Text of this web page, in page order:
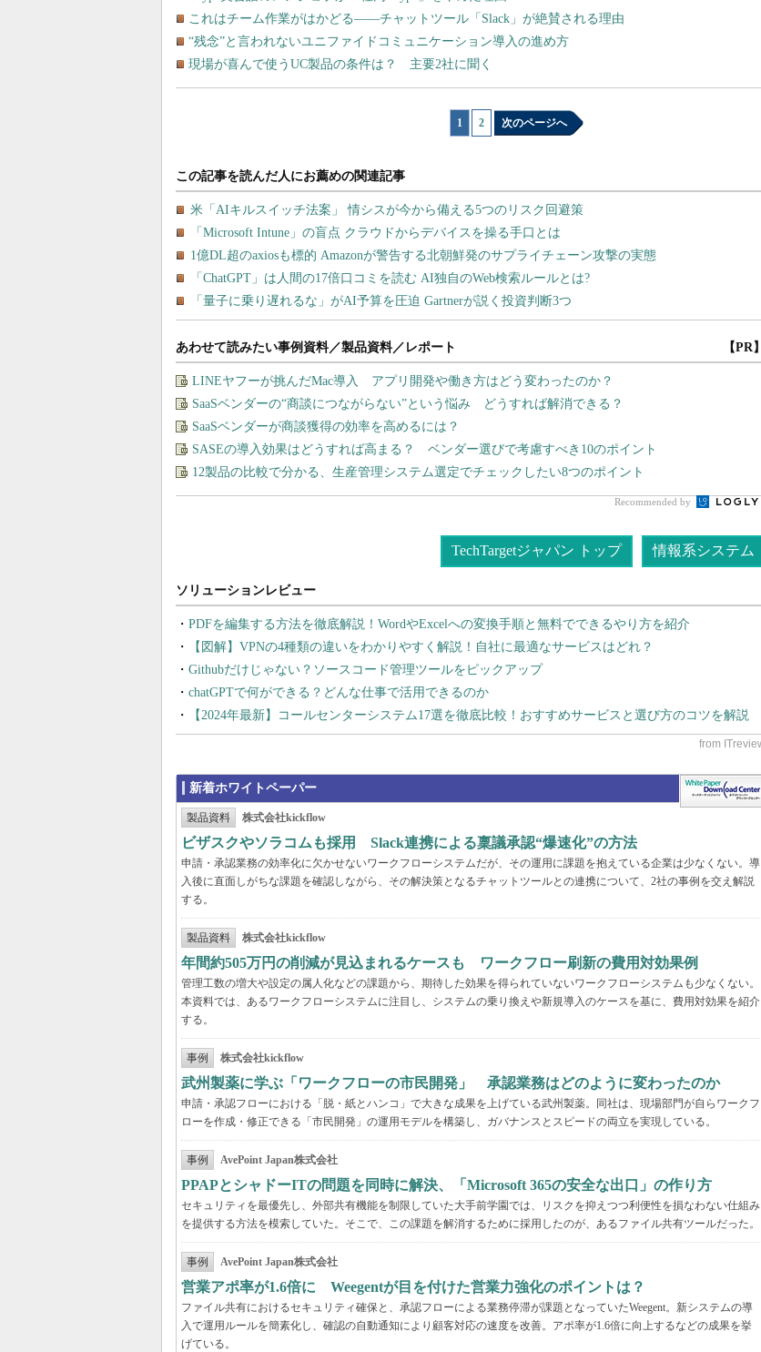
これはチーム作業がはかどる――チャットツール「Slack」が絶賛される理由
“残念”と言われないユニファイドコミュニケーション導入の進め方
現場が喜んで使うUC製品の条件は？ 主要2社に聞く
1 2 次のページへ
あわせて読みたい事例資料／製品資料／レポート 【PR】
LINEヤフーが挑んだMac導入 アプリ開発や働き方はどう変わったのか？
SaaSベンダーの“商談につながらない”という悩み どうすれば解消できる？
SaaSベンダーが商談獲得の効率を高めるには？
SASEの導入効果はどうすれば高まる？ ベンダー選びで考慮すべき10のポイント
12製品の比較で分かる、生産管理システム選定でチェックしたい8つのポイント
Recommended by
TechTargetジャパン トップ 情報系システム
PDFを編集する方法を徹底解説！WordやExcelへの変換手順と無料でできるやり方を紹介
【図解】VPNの4種類の違いをわかりやすく解説！自社に最適なサービスはどれ？
Githubだけじゃない？ソースコード管理ツールをピックアップ
chatGPTで何ができる？どんな仕事で活用できるのか
【2024年最新】コールセンターシステム17選を徹底比較！おすすめサービスと選び方のコツを解説
新着ホワイトペーパー
製品資料 株式会社kickflow
ビザスクやソラコムも採用 Slack連携による稟議承認“爆速化”の方法
申請・承認業務の効率化に欠かせないワークフローシステムだが、その運用に課題を抱えている企業は少なくない。導
入後に直面しがちな課題を確認しながら、その解決策となるチャットツールとの連携について、2社の事例を交え解説
する。
製品資料 株式会社kickflow
年間約505万円の削減が見込まれるケースも ワークフロー刷新の費用対効果例
管理工数の増大や設定の属人化などの課題から、期待した効果を得られていないワークフローシステムも少なくない。
本資料では、あるワークフローシステムに注目し、システムの乗り換えや新規導入のケースを基に、費用対効果を紹介
する。
事例 株式会社kickflow
武州製薬に学ぶ「ワークフローの市民開発」 承認業務はどのように変わったのか
申請・承認フローにおける「脱・紙とハンコ」で大きな成果を上げている武州製薬。同社は、現場部門が自らワークフ
ローを作成・修正できる「市民開発」の運用モデルを構築し、ガバナンスとスピードの両立を実現している。
事例 AvePoint Japan株式会社
PPAPとシャドーITの問題を同時に解決、「Microsoft 365の安全な出口」の作り方
セキュリティを最優先し、外部共有機能を制限していた大手前学園では、リスクを抑えつつ利便性を損なわない仕組み
を提供する方法を模索していた。そこで、この課題を解消するために採用したのが、あるファイル共有ツールだった。
事例 AvePoint Japan株式会社
営業アポ率が1.6倍に Weegentが目を付けた営業力強化のポイントは？
ファイル共有におけるセキュリティ確保と、承認フローによる業務停滞が課題となっていたWeegent。新システムの導
入で運用ルールを簡素化し、確認の自動通知により顧客対応の速度を改善。アポ率が1.6倍に向上するなどの成果を挙
げている。